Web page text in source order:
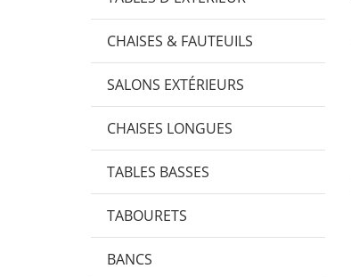
CHAISES & FAUTEUILS
SALONS EXTÉRIEURS
CHAISES LONGUES
TABLES BASSES
TABOURETS
BANCS